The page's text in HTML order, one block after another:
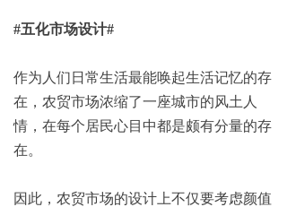
#五化市场设计#
作为人们日常生活最能唤起生活记忆的存
在，农贸市场浓缩了一座城市的风土人
情，在每个居民心目中都是颇有分量的存
在。
因此，农贸市场的设计上不仅要考虑颜值